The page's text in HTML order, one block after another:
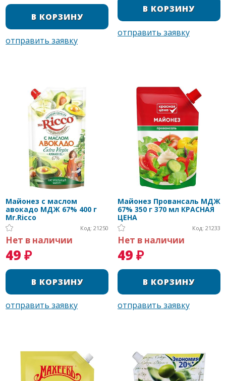
Майонез с маслом
авокадо МДЖ 67% 400 г
Mr.Ricco
Код: 21250
Нет в наличии
49 ₽
Майонез Провансаль МДЖ
67% 350 г 370 мл КРАСНАЯ
ЦЕНА
Код: 21233
Нет в наличии
49 ₽